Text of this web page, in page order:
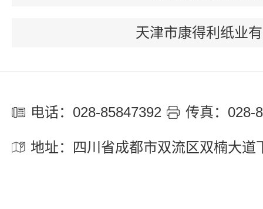
天津市康得利纸业
电话：028-85847392 传真：028-
地址：四川省成都市双流区双楠大道